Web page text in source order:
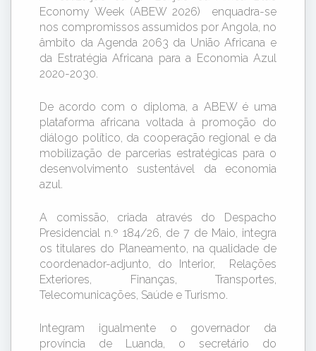
Economy Week (ABEW 2026) enquadra-se
nos compromissos assumidos por Angola, no
âmbito da Agenda 2063 da União Africana e
da Estratégia Africana para a Economia Azul
2020-2030.
De acordo com o diploma, a ABEW é uma
plataforma africana voltada à promoção do
diálogo político, da cooperação regional e da
mobilização de parcerias estratégicas para o
desenvolvimento sustentável da economia
azul.
A comissão, criada através do Despacho
Presidencial n.º 184/26, de 7 de Maio, integra
os titulares do Planeamento, na qualidade de
coordenador-adjunto, do Interior, Relações
Exteriores, Finanças, Transportes,
Telecomunicações, Saúde e Turismo.
Integram igualmente o governador da
província de Luanda, o secretário do